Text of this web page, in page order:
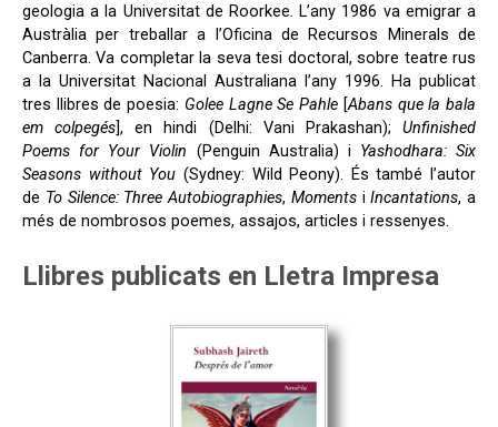
geologia a la Universitat de Roorkee. L’any 1986 va emigrar a
Austràlia per treballar a l’Oficina de Recursos Minerals de
Canberra. Va completar la seva tesi doctoral, sobre teatre rus
a la Universitat Nacional Australiana l’any 1996. Ha publicat
tres llibres de poesia: Golee Lagne Se Pahle [Abans que la bala
em colpegés], en hindi (Delhi: Vani Prakashan);Unfinished
Poems for Your Violin (Penguin Australia) i Yashodhara: Six
Seasons without You (Sydney: Wild Peony). És també l’autor
de To Silence: Three Autobiographies, MomentsiIncantations, a
més de nombrosos poemes, assajos, articles i ressenyes.
Llibres publicats en Lletra Impresa